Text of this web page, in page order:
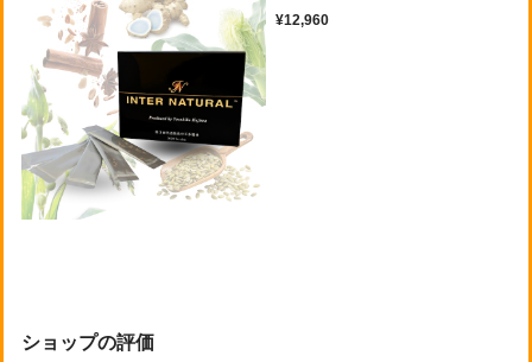
¥12,960
ショップの評価